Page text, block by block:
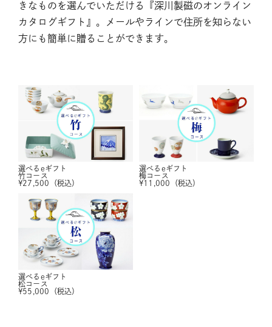
きなものを選んでいただける『深川製磁のオンライン
カタログギフト』。メールやラインで住所を知らない
方にも簡単に贈ることができます。
選べるeギフト
竹コース
¥27,500 （税込）
選べるeギフト
梅コース
¥11,000 （税込）
選べるeギフト
松コース
¥55,000 （税込）